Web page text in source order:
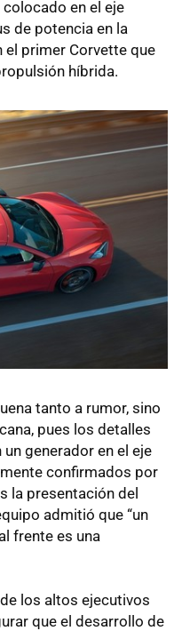
en el eje
de potencia en la
el primer Corvette que
híbrida.
tanto a rumor, sino
pues los detalles
generador en el eje
confirmados por
la presentación del
admitió que “un
frente es una
los altos ejecutivos
que el desarrollo de